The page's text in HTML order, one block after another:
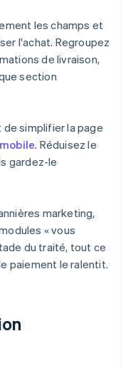
les champs et
l'achat. Regroupez
de livraison,
section
simplifier la page
mobile. Réduisez le
gardez-le
marketing,
« vous
du traité, tout ce
paiement le ralentit.